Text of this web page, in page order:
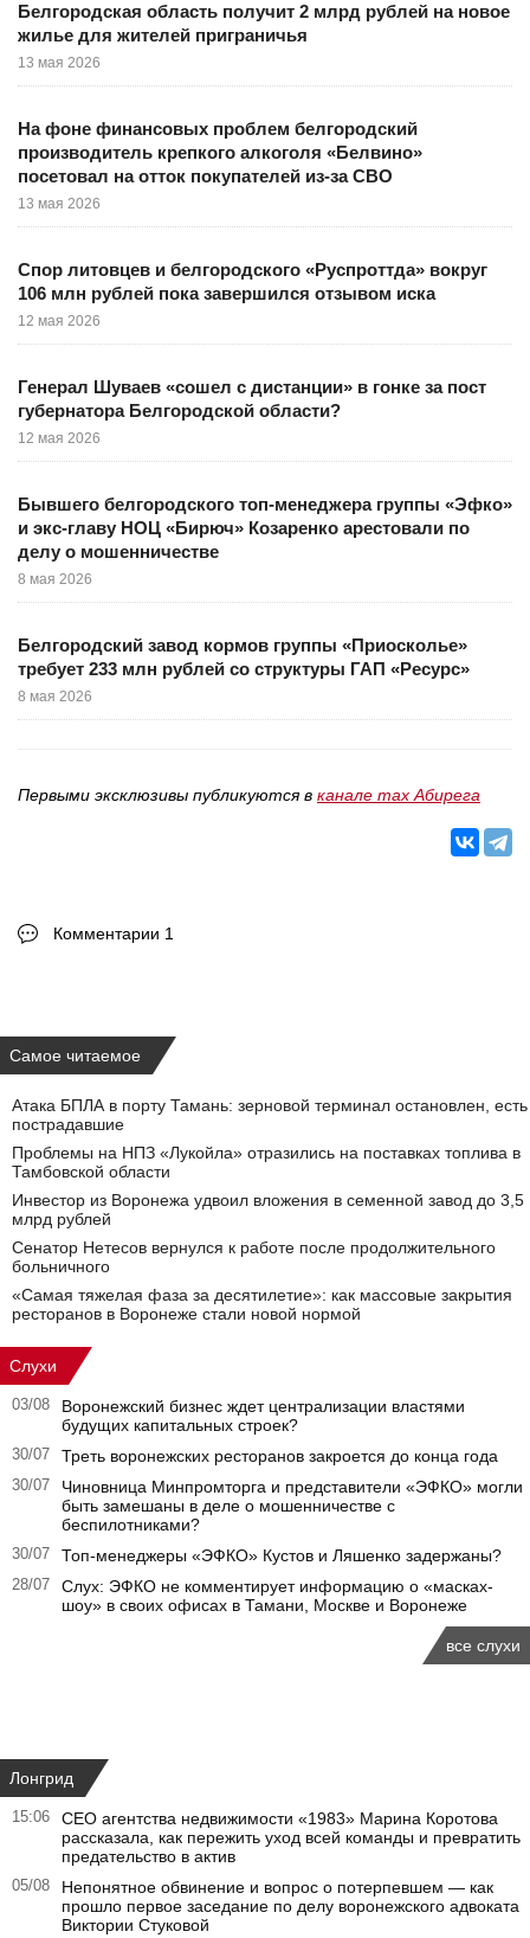
Белгородская область получит 2 млрд рублей на новое
жилье для жителей приграничья
13 мая 2026
На фоне финансовых проблем белгородский
производитель крепкого алкоголя «Белвино»
посетовал на отток покупателей из-за СВО
13 мая 2026
Спор литовцев и белгородского «Руспроттда» вокруг
106 млн рублей пока завершился отзывом иска
12 мая 2026
Генерал Шуваев «сошел с дистанции» в гонке за пост
губернатора Белгородской области?
12 мая 2026
Бывшего белгородского топ-менеджера группы «Эфко»
и экс-главу НОЦ «Бирюч» Козаренко арестовали по
делу о мошенничестве
8 мая 2026
Белгородский завод кормов группы «Приосколье»
требует 233 млн рублей со структуры ГАП «Ресурс»
8 мая 2026
Первыми эксклюзивы публикуются в канале max Абирега
Комментарии 1
Самое читаемое
Атака БПЛА в порту Тамань: зерновой терминал остановлен, есть
пострадавшие
Проблемы на НПЗ «Лукойла» отразились на поставках топлива в
Тамбовской области
Инвестор из Воронежа удвоил вложения в семенной завод до 3,5
млрд рублей
Сенатор Нетесов вернулся к работе после продолжительного
больничного
«Самая тяжелая фаза за десятилетие»: как массовые закрытия
ресторанов в Воронеже стали новой нормой
Слухи
03/08
Воронежский бизнес ждет централизации властями
будущих капитальных строек?
30/07 Треть воронежских ресторанов закроется до конца года
30/07
Чиновница Минпромторга и представители «ЭФКО» могли
быть замешаны в деле о мошенничестве с
беспилотниками?
30/07 Топ-менеджеры «ЭФКО» Кустов и Ляшенко задержаны?
28/07
Слух: ЭФКО не комментирует информацию о «масках-
шоу» в своих офисах в Тамани, Москве и Воронеже
все слухи
Лонгрид
15:06
CEO агентства недвижимости «1983» Марина Коротова
рассказала, как пережить уход всей команды и превратить
предательство в актив
05/08
Непонятное обвинение и вопрос о потерпевшем — как
прошло первое заседание по делу воронежского адвоката
Виктории Стуковой